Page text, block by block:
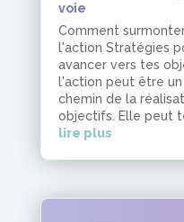
voie
Comment
l'action Stratégies
avancer vers tes
l'action peut être
chemin de la
objectifs. Elle peut
lire plus